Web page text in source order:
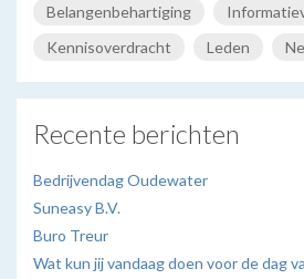
Belangenbehartiging
Kennisoverdracht
Leden
Recente berichten
Bedrijvendag Oudewater
Suneasy B.V.
Buro Treur
Wat kun jij vandaag doen voor de dag